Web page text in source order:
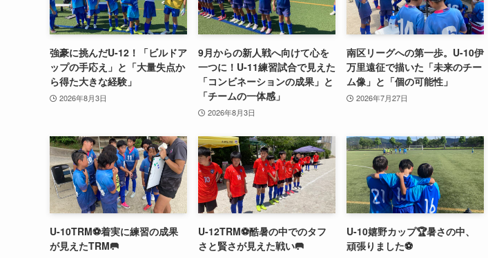
強豪に挑んだU-12！「ビルドア
ップの手応え」と「大量失点か
ら得た大きな経験」
2026年8月3日
9月からの新人戦へ向けて心を
一つに！U-11練習試合で見えた
「コンビネーションの成果」と
「チームの一体感」
2026年8月3日
南区リーグへの第一歩。U-10伊
万里遠征で描いた「未来のチー
ム像」と「個の可能性」
2026年7月27日
U-10TRM⚽️着実に練習の成果
が見えたTRM🥅
U-12TRM⚽️酷暑の中でのタフ
さと賢さが見えた戦い🥅
U-10嬉野カップ🏆暑さの中、
頑張りました⚽️